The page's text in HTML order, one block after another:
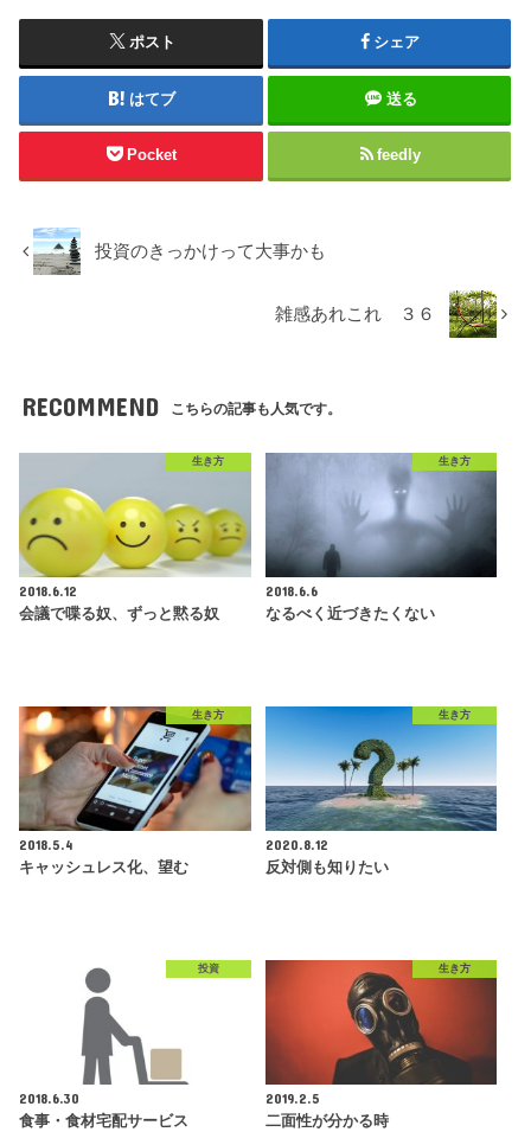
ポスト シェア
はてブ 送る
Pocket feedly
投資のきっかけって大事かも
雑感あれこれ ３６
RECOMMEND こちらの記事も人気です。
生き方
2018.6.12
会議で喋る奴、ずっと黙る奴
生き方
2018.6.6
なるべく近づきたくない
生き方
2018.5.4
キャッシュレス化、望む
生き方
2020.8.12
反対側も知りたい
投資
2018.6.30
食事・食材宅配サービス
生き方
2019.2.5
二面性が分かる時